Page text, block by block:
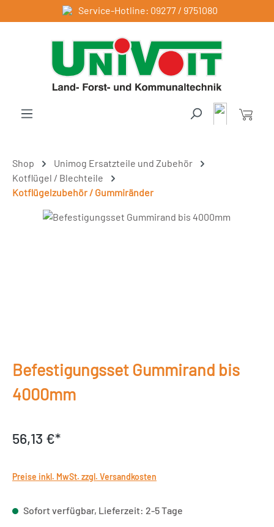
Zum Hauptinhalt springenService-Hotline: 09277 / 9751080
Shop
Unimog Ersatzteile und Zubehör
Kotflügel / Blechteile
Kotflügelzubehör / Gummiränder
Bildergalerie überspringen
Befestigungsset Gummirand bis
4000mm
56,13 €*
Preise inkl. MwSt. zzgl. Versandkosten
Sofort verfügbar, Lieferzeit: 2-5 Tage